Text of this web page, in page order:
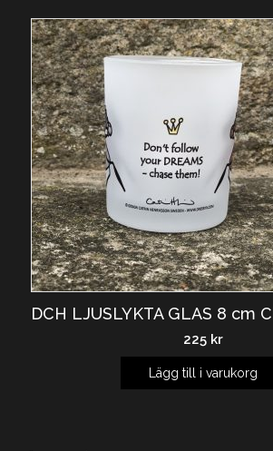
DCH LJUSLYKTA GLAS 8 cm
225 kr
Lägg till i varukorg